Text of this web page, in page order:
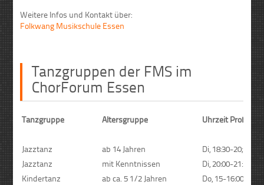
Weitere Infos und Kontakt über:
Folkwang Musikschule Essen
Tanzgruppen der FMS im
ChorForum Essen
Tanzgruppe Altersgruppe Uhrzeit Probe
Jazztanz ab 14 Jahren
Di, 18:30-20;00
Jazztanz
mit Kenntnissen
Di, 20:00-21:30
Kindertanz
ab ca. 5 1/2 Jahren
Do, 15-16:00 Uhr